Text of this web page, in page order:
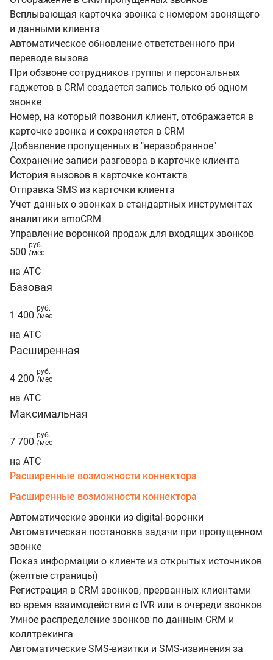
Всплывающая карточка звонка с номером звонящего
и данными клиента
Автоматическое обновление ответственного при
переводе вызова
При обзвоне сотрудников группы и персональных
гаджетов в CRM создается запись только об одном
звонке
Номер, на который позвонил клиент, отображается в
карточке звонка и сохраняется в CRM
Добавление пропущенных в "неразобранное"
Сохранение записи разговора в карточке клиента
История вызовов в карточке контакта
Отправка SMS из карточки клиента
Учет данных о звонках в стандартных инструментах
аналитики amoCRM
Управление воронкой продаж для входящих звонков
500
руб.
/мес
на АТС
Базовая
1 400
руб.
/мес
на АТС
Расширенная
4 200
руб.
/мес
на АТС
Максимальная
7 700
руб.
/мес
на АТС
Расширенные возможности коннектора
Расширенные возможности коннектора
Автоматические звонки из digital-воронки
Автоматическая постановка задачи при пропущенном
звонке
Показ информации о клиенте из открытых источников
(желтые страницы)
Регистрация в CRM звонков, прерванных клиентами
во время взаимодействия с IVR или в очереди звонков
Умное распределение звонков по данным CRM и
коллтрекинга
Автоматические SMS-визитки и SMS-извинения за